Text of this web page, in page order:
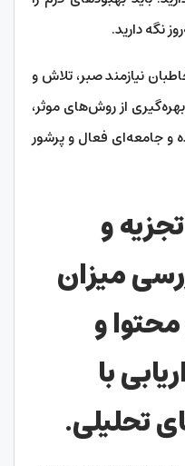
نگه دارید.
نیازمند صبر، تلاش و
از روش‌های موثر،
و جامعه‌ای فعال و پرشور
و
میزان
و
با
تحلیلی.